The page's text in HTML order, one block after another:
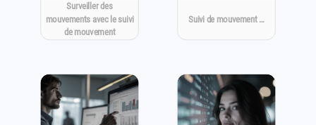
Surveiller des
mouvements avec le suivi
de mouvement
Suivi de mouvement …